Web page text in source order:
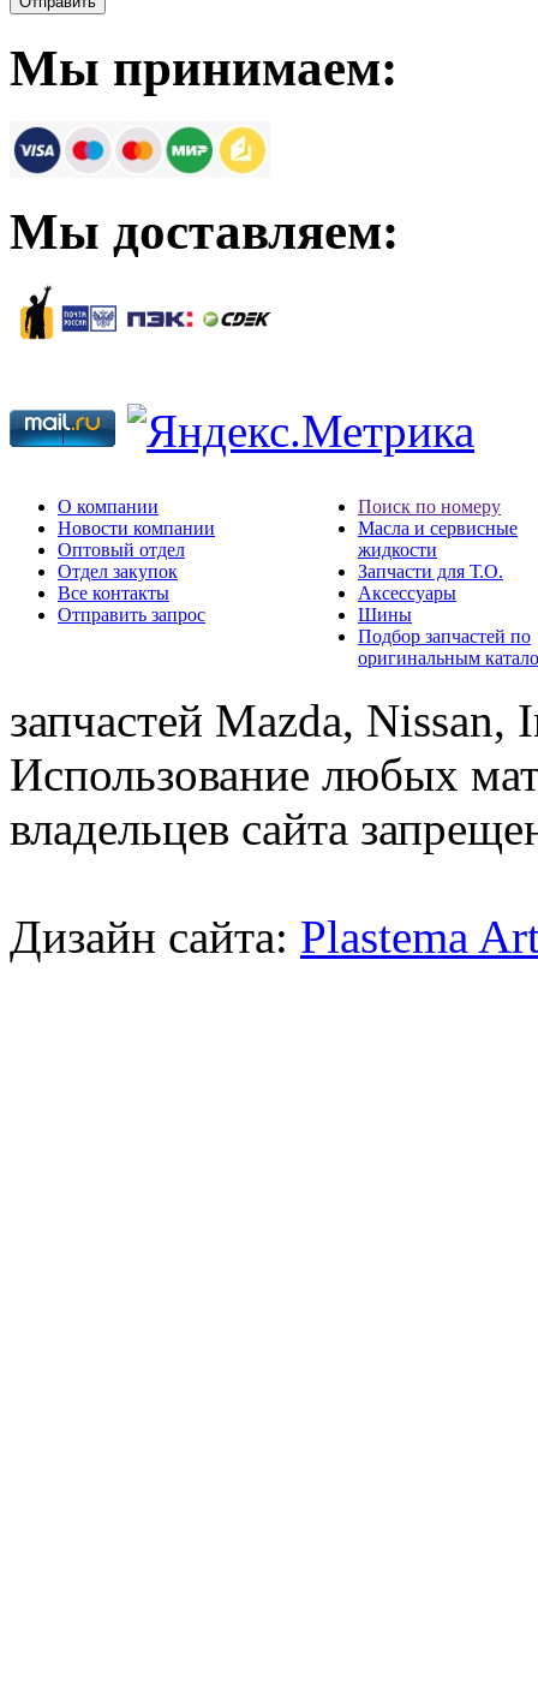
Мы принимаем:
Мы доставляем:
О компании
Новости компании
Оптовый отдел
Отдел закупок
Все контакты
Отправить запрос
Поиск по номеру
Масла и сервисные
жидкости
Запчасти для Т.О.
Аксессуары
Шины
Подбор запчастей по
оригинальным
запчастей Mazda,
Использование любых
владельцев сайта
Дизайн сайта: Plastema